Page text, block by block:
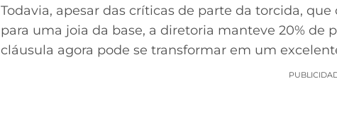
Todavia, apesar das críticas de parte da torcida,
para uma joia da base, a diretoria manteve 20% de
cláusula agora pode se transformar em um